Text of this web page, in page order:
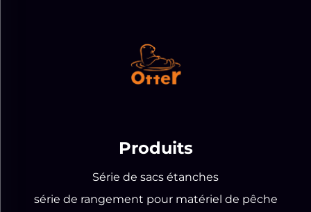
Produits
Série de sacs étanches
série de rangement pour matériel de pêche